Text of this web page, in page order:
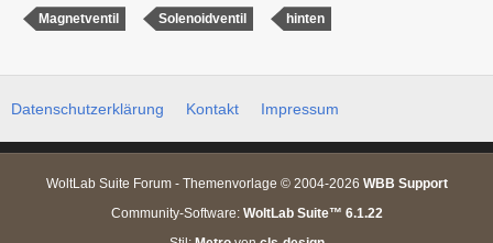
Magnetventil Solenoidventil hinten
Datenschutzerklärung Kontakt Impressum
WoltLab Suite Forum - Themenvorlage © 2004-2026 WBB Support
Community-Software: WoltLab Suite™ 6.1.22